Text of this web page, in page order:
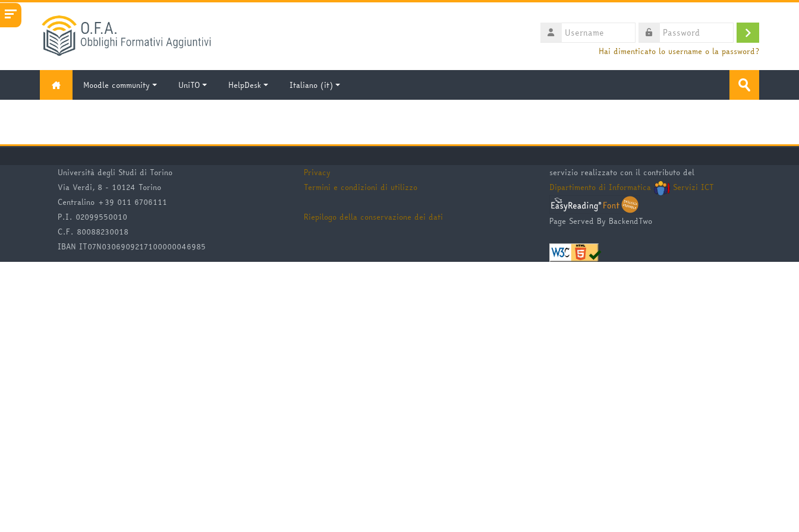
Vai al contenuto principale
Username
Login
Hai dimenticato lo username o la password?
Moodle community UniTO HelpDesk Italiano ‎(it)‎ Invia
Università degli Studi di Torino
Via Verdi, 8 - 10124 Torino
Centralino +39 011 6706111
P.I. 02099550010
C.F. 80088230018
IBAN IT07N0306909217100000046985
Privacy
Termini e condizioni di utilizzo
Riepilogo della conservazione dei dati
servizio realizzato con il contributo del
Dipartimento di Informatica
Servizi ICT
Page Served By BackendTwo